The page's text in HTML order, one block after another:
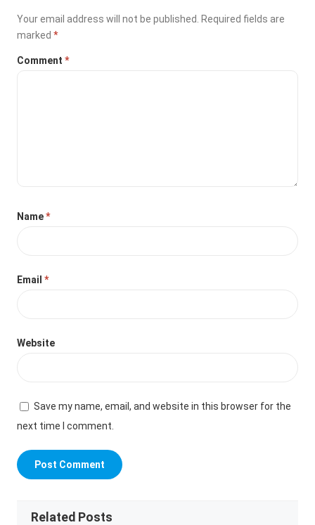
Your email address will not be published.
Required fields are
marked*
Comment*
Name*
Email*
Website
Save my name, email, and website in this browser for the
next time I comment.
Related Posts